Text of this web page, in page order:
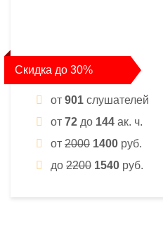
Скидка до 30%
от 901 слушателей
от 72 до 144 ак. ч.
от 2000 1400 руб.
до 2200 1540 руб.